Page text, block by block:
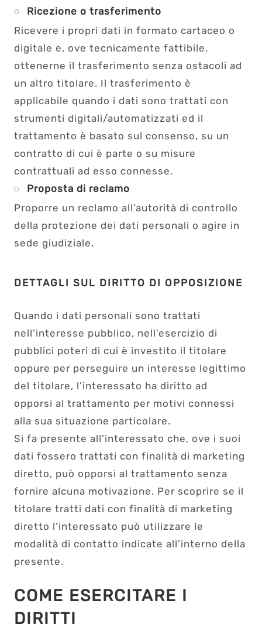
Ricezione o trasferimento
Ricevere i propri dati in formato cartaceo o
digitale e, ove tecnicamente fattibile,
ottenerne il trasferimento senza ostacoli ad
un altro titolare. Il trasferimento è
applicabile quando i dati sono trattati con
strumenti digitali/automatizzati ed il
trattamento è basato sul consenso, su un
contratto di cui è parte o su misure
contrattuali ad esso connesse.
Proposta di reclamo
Proporre un reclamo all’autorità di controllo
della protezione dei dati personali o agire in
sede giudiziale.
DETTAGLI SUL DIRITTO DI OPPOSIZIONE
Quando i dati personali sono trattati
nell’interesse pubblico, nell’esercizio di
pubblici poteri di cui è investito il titolare
oppure per perseguire un interesse legittimo
del titolare, l’interessato ha diritto ad
opporsi al trattamento per motivi connessi
alla sua situazione particolare.
Si fa presente all’interessato che, ove i suoi
dati fossero trattati con finalità di marketing
diretto, può opporsi al trattamento senza
fornire alcuna motivazione. Per scoprire se il
titolare tratti dati con finalità di marketing
diretto l’interessato può utilizzare le
modalità di contatto indicate all’interno della
presente.
COME ESERCITARE I
DIRITTI